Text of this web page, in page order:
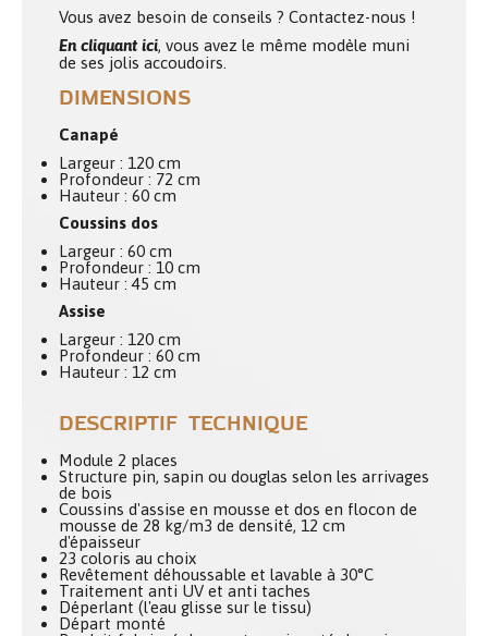
Vous avez besoin de conseils ? Contactez-nous !
En cliquant ici, vous avez le même modèle muni
de ses jolis accoudoirs.
DIMENSIONS
Canapé
Largeur : 120 cm
Profondeur : 72 cm
Hauteur : 60 cm
Coussins dos
Largeur : 60 cm
Profondeur : 10 cm
Hauteur : 45 cm
Assise
Largeur : 120 cm
Profondeur : 60 cm
Hauteur : 12 cm
DESCRIPTIF TECHNIQUE
Module 2 places
Structure pin, sapin ou douglas selon les arrivages
de bois
Coussins d'assise en mousse et dos en flocon de
mousse de 28 kg/m3 de densité, 12 cm
d'épaisseur
23 coloris au choix
Revêtement déhoussable et lavable à 30°C
Traitement anti UV et anti taches
Déperlant (l'eau glisse sur le tissu)
Départ monté